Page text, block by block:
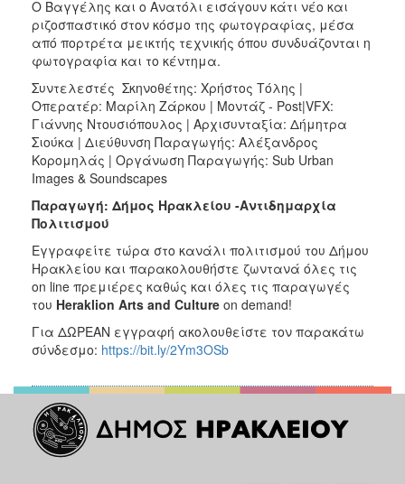
Ο Βαγγέλης και ο Ανατόλι εισάγουν κάτι νέο και
ριζοσπαστικό στον κόσμο της φωτογραφίας, μέσα
από πορτρέτα μεικτής τεχνικής όπου συνδυάζονται η
φωτογραφία και το κέντημα.
Συντελεστές Σκηνοθέτης: Χρήστος Τόλης |
Οπερατέρ: Μαρίλη Ζάρκου | Μοντάζ - Post|VFX:
Γιάννης Ντουσιόπουλος | Αρχισυνταξία: Δήμητρα
Σιούκα | Διεύθυνση Παραγωγής: Αλέξανδρος
Κορομηλάς | Οργάνωση Παραγωγής: Sub Urban
Images & Soundscapes
Παραγωγή: Δήμος Ηρακλείου -Αντιδημαρχία
Πολιτισμού
Εγγραφείτε τώρα στο κανάλι πολιτισμού του Δήμου
Ηρακλείου και παρακολουθήστε ζωντανά όλες τις
on line πρεμιέρες καθώς και όλες τις παραγωγές
του Heraklion Arts and Culture on demand!
Για ΔΩΡΕΑΝ εγγραφή ακολουθείστε τον παρακάτω
σύνδεσμο: https://bit.ly/2Ym3OSb